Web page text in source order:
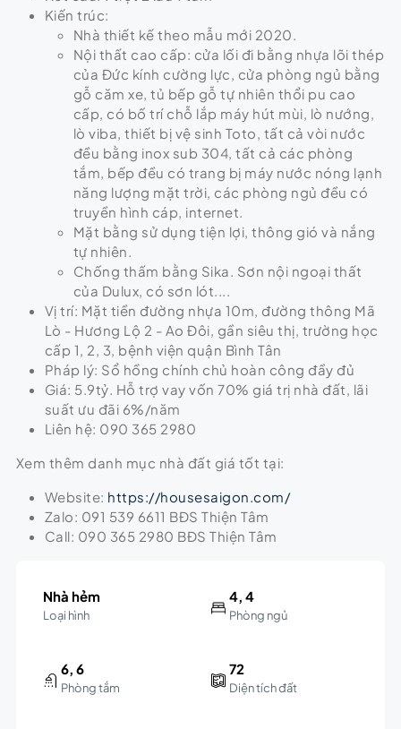
Kiến trúc:
Nhà thiết kế theo mẫu mới 2020.
Nội thất cao cấp: cửa lối đi bằng nhựa lõi thép
của Đức kính cường lực, cửa phòng ngủ bằng
gỗ căm xe, tủ bếp gỗ tự nhiên thổi pu cao
cấp, có bố trí chỗ lắp máy hút mùi, lò nướng,
lò viba, thiết bị vệ sinh Toto, tất cả vòi nước
đều bằng inox sub 304, tất cả các phòng
tắm, bếp đều có trang bị máy nước nóng lạnh
năng lượng mặt trời, các phòng ngủ đều có
truyền hình cáp, internet.
Mặt bằng sử dụng tiện lợi, thông gió và nắng
tự nhiên.
Chống thấm bằng Sika. Sơn nội ngoại thất
của Dulux, có sơn lót....
Vị trí: Mặt tiền đường nhựa 10m, đường thông Mã
Lò - Hương Lộ 2 - Ao Đôi, gần siêu thị, trường học
cấp 1, 2, 3, bệnh viện quận Bình Tân
Pháp lý: Sổ hồng chính chủ hoàn công đầy đủ
Giá: 5.9tỷ. Hỗ trợ vay vốn 70% giá trị nhà đất, lãi
suất ưu đãi 6%/năm
Liên hệ: 090 365 2980
Xem thêm danh mục nhà đất giá tốt tại:
Website: https://housesaigon.com/
Zalo: 091 539 6611 BĐS Thiện Tâm
Call: 090 365 2980 BĐS Thiện Tâm
Nhà hẻm
Loại hình
4, 4
Phòng ngủ
6, 6
Phòng tắm
72
Diện tích đất